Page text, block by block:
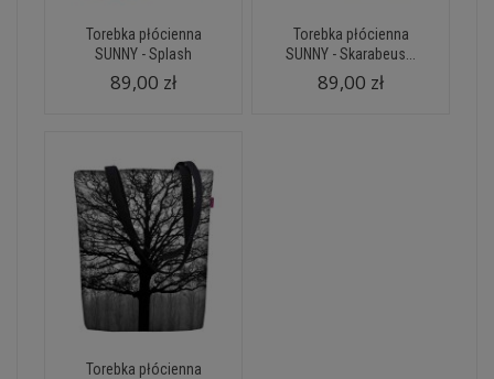
Torebka płócienna
SUNNY - Splash
89,00 zł
Torebka płócienna
SUNNY - Skarabeus...
89,00 zł
Torebka płócienna